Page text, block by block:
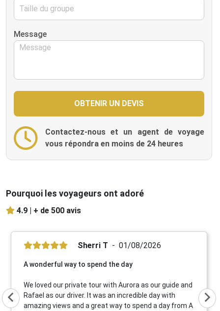
Message
Contactez-nous et un agent de voyage
vous répondra en moins de 24 heures
Pourquoi les voyageurs ont adoré
4.9 | + de 500 avis
Sherri T 01/08/2026
A wonderful way to spend the day
We loved our private tour with Aurora as our guide and
Rafael as our driver. It was an incredible day with
amazing views and a great way to spend a day from A